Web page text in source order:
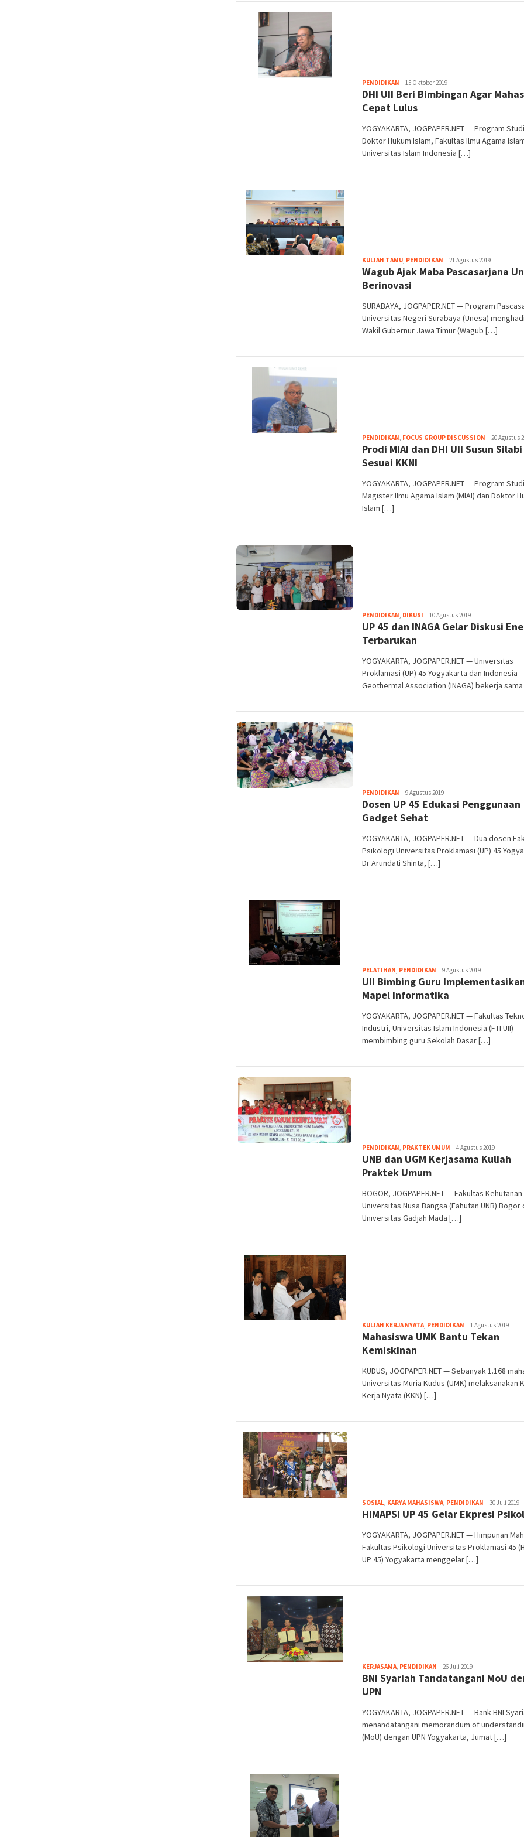
PENDIDIKAN Heri
Purwata
15 Oktober 2019
DHI UII Beri Bimbingan Agar
Cepat Lulus
YOGYAKARTA, JOGPAPER.NET — Program Studi
Doktor Hukum Islam, Fakultas Ilmu Agama
Universitas Islam Indonesia […]
KULIAH TAMU, PENDIDIKAN Heri
Purwata
21 Agustus 2019
Wagub Ajak Maba Pascasarjana
Berinovasi
SURABAYA, JOGPAPER.NET — Program
Universitas Negeri Surabaya (Unesa)
Wakil Gubernur Jawa Timur (Wagub […]
PENDIDIKAN, FOCUS GROUP DISCUSSION Heri
Purwata
20 Agustus
Prodi MIAI dan DHI UII Susun Silabi
Sesuai KKNI
YOGYAKARTA, JOGPAPER.NET — Program
Magister Ilmu Agama Islam (MIAI) dan Doktor
Islam […]
PENDIDIKAN, DIKUSI Heri
Purwata
10 Agustus 2019
UP 45 dan INAGA Gelar Diskusi
Terbarukan
YOGYAKARTA, JOGPAPER.NET — Universitas
Proklamasi (UP) 45 Yogyakarta dan Indonesia
Geothermal Association (INAGA) bekerja
PENDIDIKAN Heri
Purwata
9 Agustus 2019
Dosen UP 45 Edukasi Penggunaan
Gadget Sehat
YOGYAKARTA, JOGPAPER.NET — Dua dosen
Psikologi Universitas Proklamasi (UP) 45
Dr Arundati Shinta, […]
PELATIHAN, PENDIDIKAN Heri
Purwata
9 Agustus 2019
UII Bimbing Guru
Mapel Informatika
YOGYAKARTA, JOGPAPER.NET — Fakultas
Industri, Universitas Islam Indonesia (FTI UII)
membimbing guru Sekolah Dasar […]
PENDIDIKAN, PRAKTEK UMUM Heri
Purwata
4 Agustus 2019
UNB dan UGM Kerjasama Kuliah
Praktek Umum
BOGOR, JOGPAPER.NET — Fakultas Kehutanan
Universitas Nusa Bangsa (Fahutan UNB) Bogor
Universitas Gadjah Mada […]
KULIAH KERJA NYATA, PENDIDIKAN Heri
Purwata
1 Agustus 2019
Mahasiswa UMK Bantu Tekan
Kemiskinan
KUDUS, JOGPAPER.NET — Sebanyak 1.168
Universitas Muria Kudus (UMK) melaksanakan
Kerja Nyata (KKN) […]
SOSIAL, KARYA MAHASISWA, PENDIDIKAN Heri
Purwata
30 Juli 2019
HIMAPSI UP 45 Gelar Ekpresi
YOGYAKARTA, JOGPAPER.NET — Himpunan
Fakultas Psikologi Universitas Proklamasi 45
UP 45) Yogyakarta menggelar […]
KERJASAMA, PENDIDIKAN Heri
Purwata
26 Juli 2019
​BNI Syariah Tandatangani MoU
UPN
YOGYAKARTA, JOGPAPER.NET — Bank BNI
menandatangani memorandum of
(MoU) dengan UPN Yogyakarta, Jumat […]